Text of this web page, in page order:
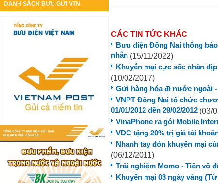
DANH SÁCH BƯU GỬI VTN
CÁC TIN TỨC KHÁC
Bưu điện Đồng Nai thông
nhắn (15/11/2022)
Khuyễn mại cực sốc nhân
(10/02/2017)
Gửi hàng hóa đi nước ngoài
VNPT Đồng Nai tổ chức
01/01/2012 đến 29/02/2012 (03/
VinaPhone ra gói Mobile
VDC tặng 20% trị giá tài
Nhanh tay đón khuyến mại
(06/12/2011)
Trải nghiệm Momo - Tiền vô
Khuyến mại 03 ngày vàng